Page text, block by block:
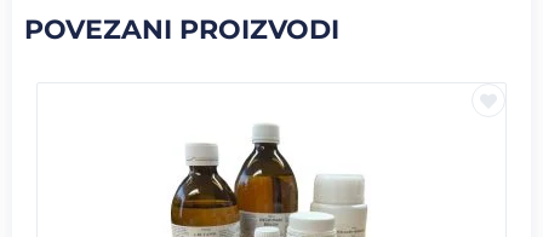
POVEZANI PROIZVODI